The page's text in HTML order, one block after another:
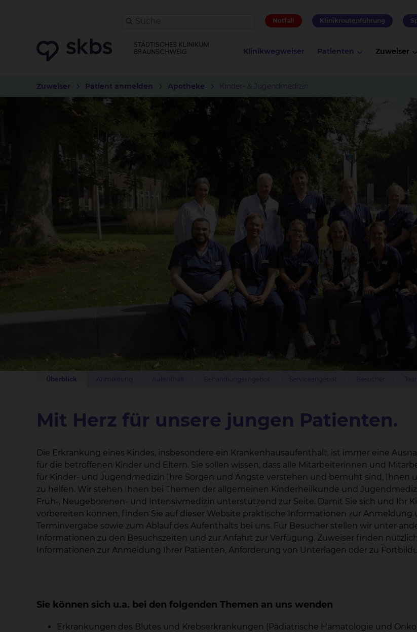
Notfall Klinikroutenführung
Klinikwegweiser Patienten Zuweiser
Zuweiser Patient anmelden Apotheke Kinder- & Jugendmedizin
Überblick
Mit Herz für unsere jungen Patienten.
Die Erkrankung eines Kindes, insbesondere ein Krankenhausaufenthalt, ist immer eine
für die betroffenen Kinder und Eltern. Sie sollen wissen, dass alle Mitarbeiterinnen und
für Kinder- und Jugendmedizin Ihre Sorgen und Ängste verstehen und bemüht sind, Ihnen
zu helfen. Wir stehen Ihnen bei Themen der allgemeinen Kinderheilkunde und
Früh-, Neugeborenen- und Intensivmedizin unterstützend zur Seite. Damit Sie sich und Ihr
vorbereiten können, finden Sie auf dieser Website praktische Informationen zur Anmeldung
Terminvergabe sowie zum Ablauf des Aufenthalts bei uns. Für Besucher stellen wir unter
Informationen zu den Besuchszeiten und zur Anfahrt zur Verfügung. Zuweiser finden
Informationen zur Anmeldung Ihrer Patienten, Anforderung von Unterlagen oder zu
Sie können sich u.a. bei den folgenden Themen an uns wenden
Erkrankungen des Blutes und Krebserkrankungen (Pädiatrische Hämatologie und